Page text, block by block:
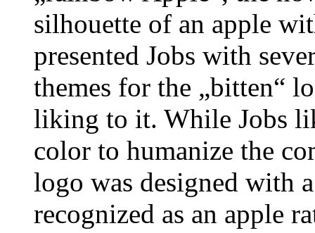
silhouette of an apple
presented Jobs with
themes for the „bitten“
liking to it. While Jobs
color to humanize the
logo was designed with
recognized as an apple